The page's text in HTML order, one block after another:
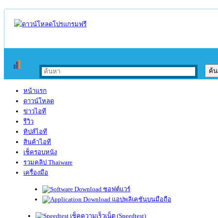
หน้าแรก
ดาวน์โหลด
ข่าวไอที
รีวิว
ทิปส์ไอที
สินค้าไอที
เช็ครอบหนัง
รวมคลิป Thaiware
เครื่องมือ
ซอฟต์แวร์
แอปพลิเคชันบนมือถือ
เช็คความเร็วเน็ต (Speedtest)